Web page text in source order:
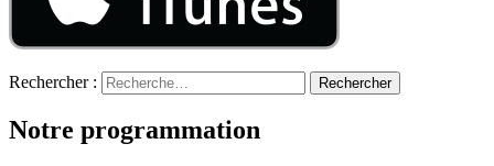
Rechercher :
Notre programmation